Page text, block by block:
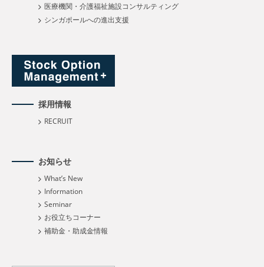
医療機関・介護福祉施設コンサルティング
シンガポールへの進出支援
採用情報
RECRUIT
お知らせ
What’s New
Information
Seminar
お役立ちコーナー
補助金・助成金情報